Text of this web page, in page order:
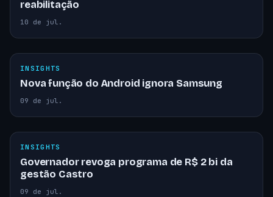
reabilitação
10 de jul.
INSIGHTS
Nova função do Android ignora Samsung
09 de jul.
INSIGHTS
Governador revoga programa de R$ 2 bi da
gestão Castro
09 de jul.